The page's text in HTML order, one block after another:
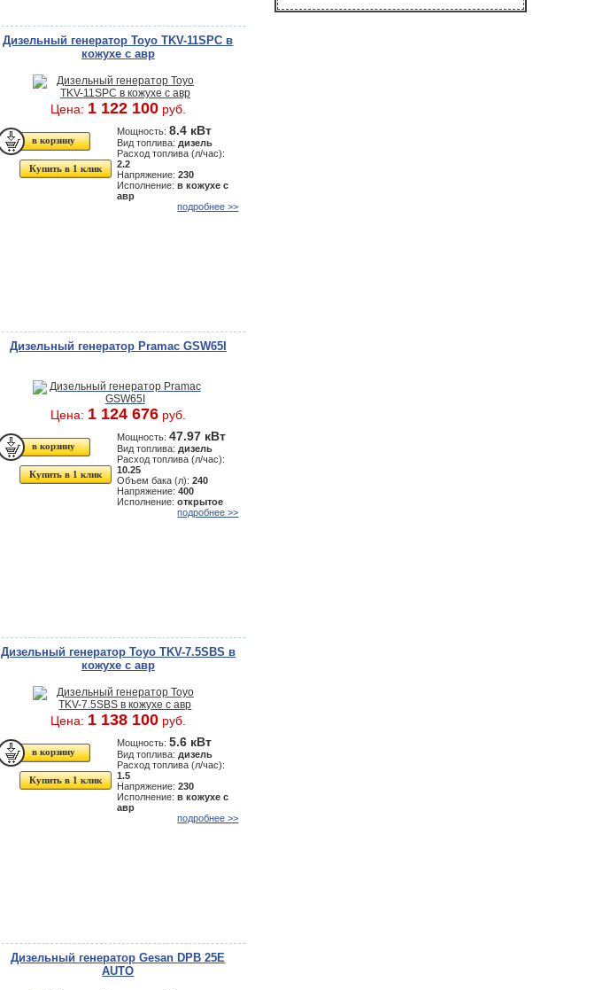
Дизельный генератор Toyo TKV-11SPC в
кожухе с авр
Цена: 1 122 100руб.
Купить в 1 клик
Мощность:8.4 кВт
Вид топлива: дизель
Расход топлива (л/час):
2.2
Напряжение:230
Исполнение:в кожухе с
авр
подробнее >>
Дизельный генератор Pramac GSW65I
Цена: 1 124 676руб.
Купить в 1 клик
Мощность:47.97 кВт
Вид топлива: дизель
Расход топлива (л/час):
10.25
Объем бака (л):240
Напряжение:400
Исполнение:открытое
подробнее >>
Дизельный генератор Toyo TKV-7.5SBS в
кожухе с авр
Цена: 1 138 100руб.
Купить в 1 клик
Мощность:5.6 кВт
Вид топлива: дизель
Расход топлива (л/час):
1.5
Напряжение:230
Исполнение:в кожухе с
авр
подробнее >>
Дизельный генератор Gesan DPB 25E
AUTO